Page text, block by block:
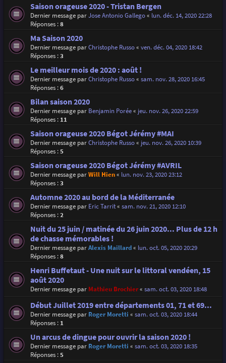
Saison orageuse 2020 - Tristan Bergen
Dernier message parJose Antonio Gallego« lun. déc. 14, 2020 22:28
Réponses :8
Ma Saison 2020
Dernier message parChristophe Russo« ven. déc. 04, 2020 18:42
Réponses :3
Le meilleur mois de 2020 : août !
Dernier message parChristophe Russo« sam. nov. 28, 2020 16:45
Réponses :6
Bilan saison 2020
Dernier message par Benjamin Porée« jeu. nov. 26, 2020 22:59
Réponses : 11
Saison orageuse 2020 Bégot Jérémy #MAI
Dernier message parChristophe Russo« jeu. nov. 26, 2020 10:39
Réponses :5
Saison orageuse 2020 Bégot Jérémy #AVRIL
Dernier message parWill Hien« lun. nov. 23, 2020 23:12
Réponses :3
Automne 2020 au bord de la Méditerranée
Dernier message par Eric Tarrit« sam. nov. 21, 2020 12:10
Réponses :2
Nuit du 25 juin / matinée du 26 juin 2020... Plus de 12 h
de chasse mémorables !
Dernier message parAlexis Maillard« lun. oct. 05, 2020 20:29
Réponses :8
Henri Buffetaut - Une nuit sur le littoral vendéen, 15
août 2020
Dernier message par Mathieu Brochier« sam. oct. 03, 2020 18:48
Début Juillet 2019 entre départements 01, 71 et 69...
Dernier message par Roger Moretti « sam. oct. 03, 2020 18:44
Réponses : 1
Un arcus de dingue pour ouvrir la saison 2020 !
Dernier message par Roger Moretti « sam. oct. 03, 2020 18:35
Réponses :5